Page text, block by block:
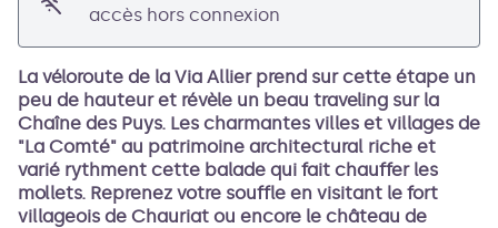
accès hors connexion
La véloroute de la Via Allier prend sur cette étape un
peu de hauteur et révèle un beau traveling sur la
Chaîne des Puys. Les charmantes villes et villages de
"La Comté" au patrimoine architectural riche et
varié rythment cette balade qui fait chauffer les
mollets. Reprenez votre souffle en visitant le fort
villageois de Chauriat ou encore le château de